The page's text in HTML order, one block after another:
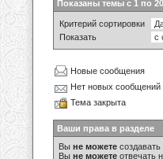
Показаны темы с 1 по
Критерий сортировки
Показать
Новые сообщения
Нет новых сообщений
Тема закрыта
Ваши права в разделе
Вы не можете
Вы не можете отвечать